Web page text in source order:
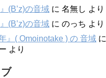
(B’z)の音域 に 名無し より
(B’z)の音域 に のっち より
』( Omoinotake ) の 音域 に
より